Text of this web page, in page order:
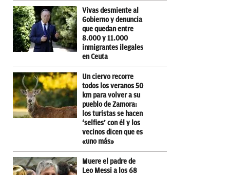
Vivas desmiente al
Gobierno y denuncia
que quedan entre
8.000 y 11.000
inmigrantes ilegales
en Ceuta
Un ciervo recorre
todos los veranos 50
km para volver a su
pueblo de Zamora:
los turistas se hacen
‘selfies’ con él y los
vecinos dicen que es
«uno más»
Muere el padre de
Leo Messi a los 68